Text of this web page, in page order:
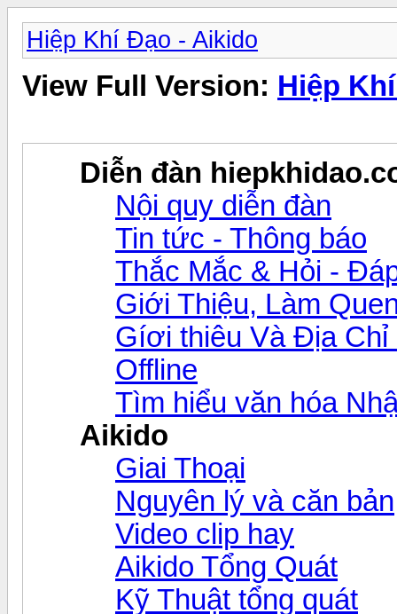
Hiệp Khí Đạo - Aikido
View Full Version: Hiệp
Diễn đàn
Nội quy diễn đàn
Tin tức - Thông báo
Thắc Mắc & Hỏi -
Giới Thiệu, Làm
Gíơi thiêu Và Địa Chỉ
Offline
Tìm hiểu văn hóa
Aikido
Giai Thoại
Nguyên lý và căn bản
Video clip hay
Aikido Tổng Quát
Kỹ Thuật tổng quát